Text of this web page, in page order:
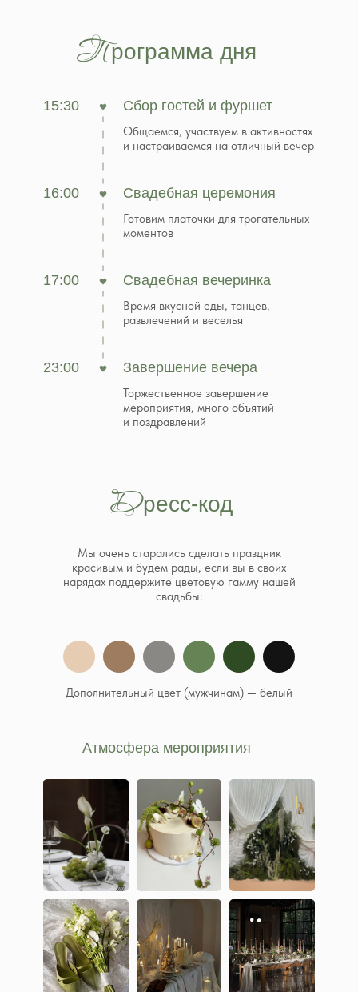
Программа дня
15:30
16:00
17:00
23:00
Сбор гостей и фуршет
Свадебная церемония
Свадебная вечеринка
Завершение вечера
Общаемся, участвуем в активностях
и настраиваемся на отличный вечер
Готовим платочки для трогательных
моментов
Время вкусной еды, танцев,
развлечений и веселья
Торжественное завершение
мероприятия, много объятий
и поздравлений
Дресс-код
Атмосфера мероприятия
Мы очень старались сделать праздник
красивым и будем рады, если вы в своих
нарядах поддержите цветовую гамму нашей
свадьбы:
Дополнительный цвет (мужчинам) — белый